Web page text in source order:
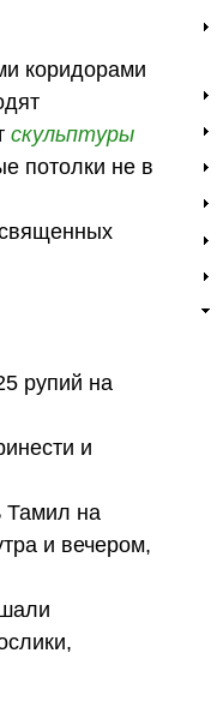
коридорами
скульптуры
потолки не в
рупий на
и
Тамил на
и вечером,